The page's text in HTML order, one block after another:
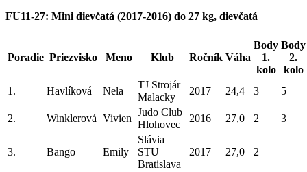
FU11-27: Mini dievčatá (2017-2016) do 27 kg, dievčatá
Poradie Priezvisko Meno Klub Ročník Váha
Body
1.
kolo
Body
2.
kolo
1.
Havlíková Nela
TJ Strojár
Malacky
2017 24,4 3 5
2. Winklerová Vivien
Judo Club
Hlohovec
2016 27,0 2 3
3. Bango Emily
Slávia
STU
Bratislava
2017 27,0 2